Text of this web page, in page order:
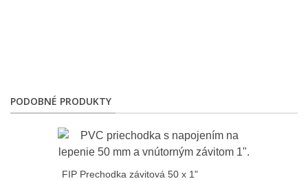
PODOBNÉ PRODUKTY
FIP Prechodka závitová 50 x 1"